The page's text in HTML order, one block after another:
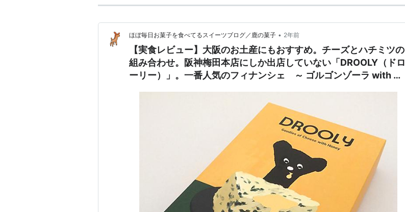
ほぼ毎日お菓子を食べてるスイーツブログ／鹿の菓子 • 2年前
【実食レビュー】大阪のお土産にもおすすめ。チーズとハチミツの
組み合わせ。阪神梅田本店にしか出店していない「DROOLY（ドロ
ーリー）」。一番人気のフィナンシェ ～ ゴルゴンゾーラ with ハ